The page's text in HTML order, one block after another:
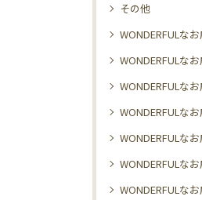
その他
WONDERFULな
WONDERFULな
WONDERFULな
WONDERFULな
WONDERFULな
WONDERFULな
WONDERFULな